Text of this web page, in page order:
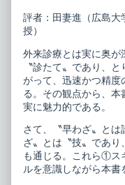
術
published
on
早
外
来
診
術,
評者：田妻進（広島大
授）
外来診療とは実に奥が
〝診たて〟であり、
がって、迅速かつ精度
る。その観点から、
実に魅力的である。
さて、〝早わざ〟と
ざ〟とは〝技〟であ
も通じる。これら①
ルを意識しながら本書